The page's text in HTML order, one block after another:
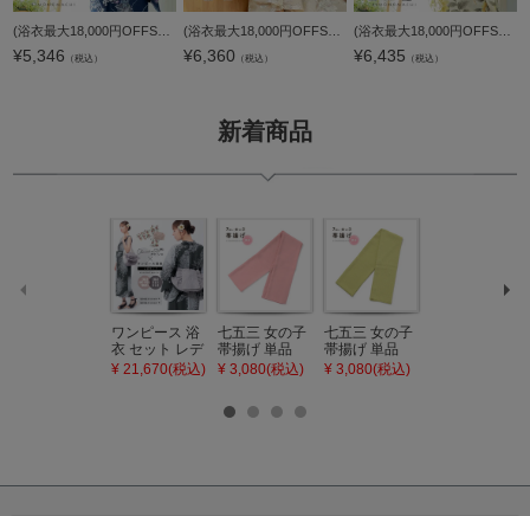
¥5,346 （税込） ¥6,360 （税込）
(浴衣最大18,000円OFFSALE8/13迄)浴衣 子供 女の子 子供浴衣セット（浴衣＋帯） 浴衣2点セット「糸菊に菊花紋・向日葵・雪輪に花の丸・秋草に虫かご」110cm/130cm/150cm 綿浴衣 こども 子ども キッズ ジュニア ゆか
¥6,435 （税込）
新着商品
ワンピース 浴
衣 セット レデ
ィース 吸水速
乾 ポリエステ
¥ 21,670(税込)
七五三 女の子
帯揚げ 単品
「灰桃色」日
本製 7歳 女児
びあげ 和装 着
¥ 3,080(税込)
七五三 女の子
帯揚げ 単品
「若葉色」日
本製 7歳 女児
¥ 3,080(税込)